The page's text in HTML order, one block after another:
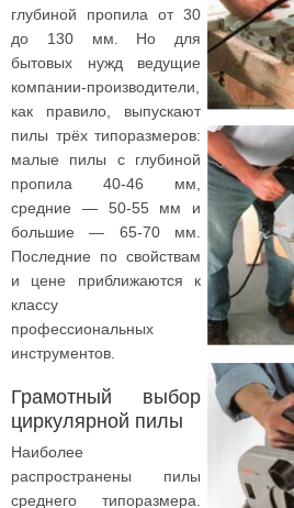
глубиной пропила от 30
до 130 мм. Но для
бытовых нужд ведущие
компании-производители,
как правило, выпускают
пилы трёх типоразмеров:
малые пилы с глубиной
пропила 40-46 мм,
средние — 50-55 мм и
большие — 65-70 мм.
Последние по свойствам
и цене приближаются к
классу
профессиональных
инструментов.
Грамотный выбор
циркулярной пилы
Наиболее
распространены пилы
среднего типоразмера.